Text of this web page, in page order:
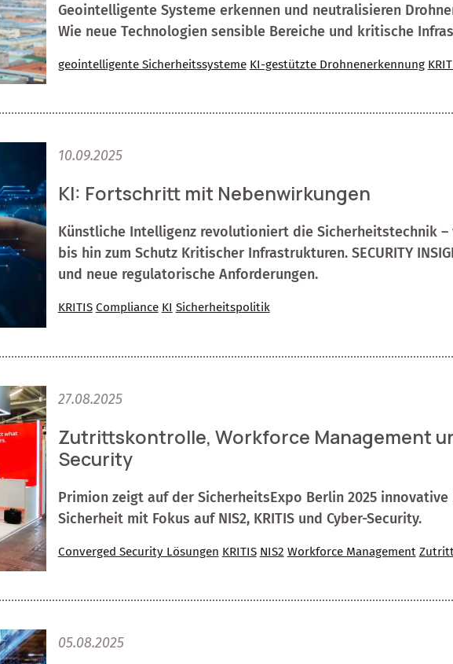
Geointelligente Systeme erkennen und neutralisieren
Wie neue Technologien sensible Bereiche und kritische
geointelligente Sicherheitssysteme KI-gestützte Drohnenerkennung
10.09.2025
KI: Fortschritt mit Nebenwirkungen
Künstliche Intelligenz revolutioniert die Sicherheitstechnik
bis hin zum Schutz Kritischer Infrastrukturen. SECURITY
und neue regulatorische Anforderungen.
KRITIS Compliance KI Sicherheitspolitik
27.08.2025
Zutrittskontrolle, Workforce Management
Security
Primion zeigt auf der SicherheitsExpo Berlin 2025
Sicherheit mit Fokus auf NIS2, KRITIS und Cyber-Security.
Converged Security Lösungen KRITIS NIS2 Workforce Management
05.08.2025